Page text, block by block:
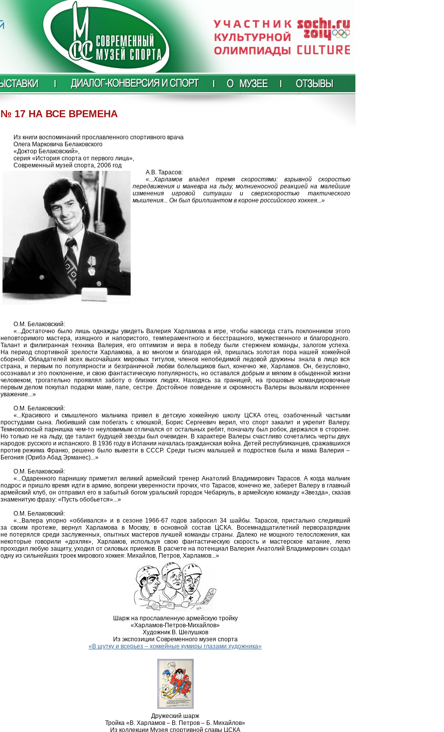
№ 17 НА ВСЕ ВРЕМЕНА
Из книги воспоминаний прославленного спортивного врача
Олега Марковича Белаковского
«Доктор Белаковский»,
серия «История спорта от первого лица»,
Современный музей спорта, 2006 год
А.В. Тарасов:
«...Харламов владел тремя скоростями: взрывной скоростью
передвижения и маневра на льду, молниеносной реакцией на малейшие
изменения игровой ситуации и сверхскоростью тактического
мышления... Он был бриллиантом в короне российского хоккея...»
О.М. Белаковский:
«...Достаточно было лишь однажды увидеть Валерия Харламова в игре, чтобы навсегда стать поклонником этого
неповторимого мастера, изящного и напористого, темпераментного и бесстрашного, мужественного и благородного.
Талант и филигранная техника Валерия, его оптимизм и вера в победу были стержнем команды, залогом успеха.
На период спортивной зрелости Харламова, а во многом и благодаря ей, пришлась золотая пора нашей хоккейной
сборной. Обладателей всех высочайших мировых титулов, членов непобедимой ледовой дружины знала в лицо вся
страна, и первым по популярности и безграничной любви болельщиков был, конечно же, Харламов. Он, безусловно,
осознавал и это поклонение, и свою фантастическую популярность, но оставался добрым и мягким в обыденной жизни
человеком, трогательно проявлял заботу о близких людях. Находясь за границей, на грошовые командировочные
первым делом покупал подарки маме, папе, сестре. Достойное поведение и скромность Валеры вызывали искреннее
уважение...»
О.М. Белаковский:
«...Красивого и смышленого мальчика привел в детскую хоккейную школу ЦСКА отец, озабоченный частыми
простудами сына. Любивший сам побегать с клюшкой, Борис Сергеевич верил, что спорт закалит и укрепит Валеру.
Темноволосый парнишка чем-то неуловимым отличался от остальных ребят, поначалу был робок, держался в стороне.
Но только не на льду, где талант будущей звезды был очевиден. В характере Валеры счастливо сочетались черты двух
народов: русского и испанского. В 1936 году в Испании началась гражданская война. Детей республиканцев, сражавшихся
против режима Франко, решено было вывезти в СССР. Среди тысяч малышей и подростков была и мама Валерия –
Бегония (Орибэ Абад Эрманес)...»
О.М. Белаковский:
«...Одаренного парнишку приметил великий армейский тренер Анатолий Владимирович Тарасов. А когда мальчик
подрос и пришло время идти в армию, вопреки уверенности прочих, что Тарасов, конечно же, заберет Валеру в главный
армейский клуб, он отправил его в забытый богом уральский городок Чебаркуль, в армейскую команду «Звезда», сказав
знаменитую фразу: «Пусть обобьется»...»
О.М. Белаковский:
«...Валера упорно «оббивался» и в сезоне 1966-67 годов забросил 34 шайбы. Тарасов, пристально следивший
за своим протеже, вернул Харламова в Москву, в основной состав ЦСКА. Восемнадцатилетний перворазрядник
не потерялся среди заслуженных, опытных мастеров лучшей команды страны. Далеко не мощного телосложения, как
некоторые говорили «дохляк», Харламов, используя свою фантастическую скорость и мастерское катание, легко
проходил любую защиту, уходил от силовых приемов. В расчете на потенциал Валерия Анатолий Владимирович создал
одну из сильнейших троек мирового хоккея: Михайлов, Петров, Харламов...»
Шарж на прославленную армейскую тройку
«Харламов-Петров-Михайлов»
Художник В. Шелушков
Из экспозиции Современного музея спорта
«В шутку и всерьез – хоккейные кумиры глазами художника»
Дружеский шарж
Тройка «В. Харламов – В. Петров – Б. Михайлов»
Из коллекции Музея спортивной славы ЦСКА